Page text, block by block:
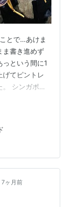
とで…あけま
ま書き進めず
という間に1
げてピントレ
シンガポー
Disney
ですしね…。
ト形式のゲ
可能性を左
た奇跡 その
7ヶ月前